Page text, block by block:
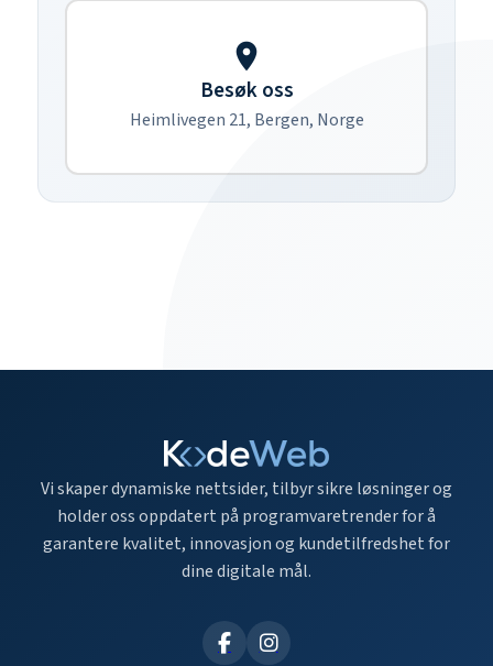
location_on
Besøk oss
Heimlivegen 21, Bergen, Norge
Vi skaper dynamiske nettsider, tilbyr sikre løsninger og
holder oss oppdatert på programvaretrender for å
garantere kvalitet, innovasjon og kundetilfredshet for
dine digitale mål.